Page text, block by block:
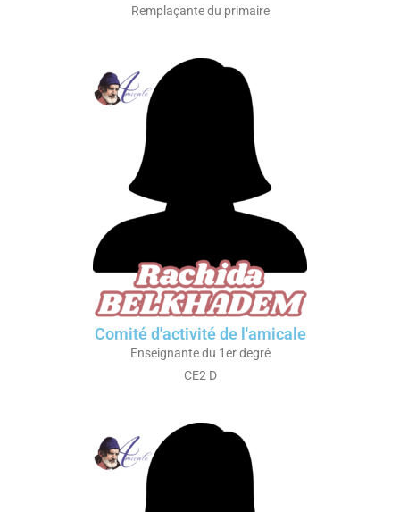
Remplaçante du primaire
Comité d'activité de l'amicale
Enseignante du 1er degré
CE2 D